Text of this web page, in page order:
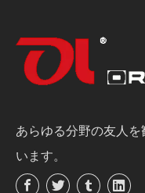
あらゆる分野の友人
います。